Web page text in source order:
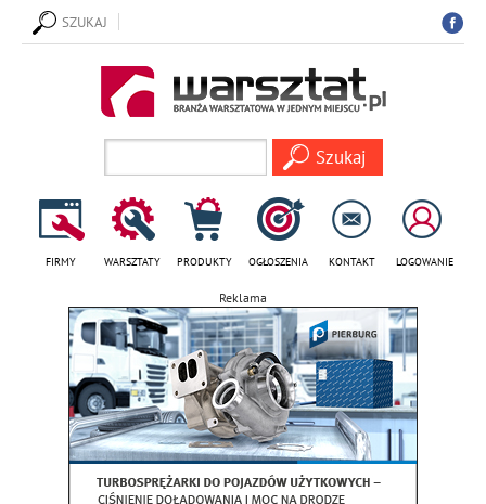
SZUKAJ
FIRMY WARSZTATY PRODUKTY OGŁOSZENIA KONTAKT LOGOWANIE
Reklama